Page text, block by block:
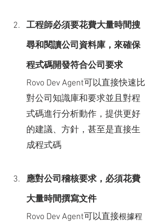
工程師必須要花費大量時間搜
尋和閱讀公司資料庫，來確保
程式碼開發符合公司要求
Rovo Dev Agent可以直接快速比
對公司知識庫和要求並且對程
式碼進行分析動作，提供更好
的建議、方針，甚至是直接生
成程式碼
應對公司稽核要求，必須花費
大量時間撰寫文件
Rovo Dev Agent可以直接根據程